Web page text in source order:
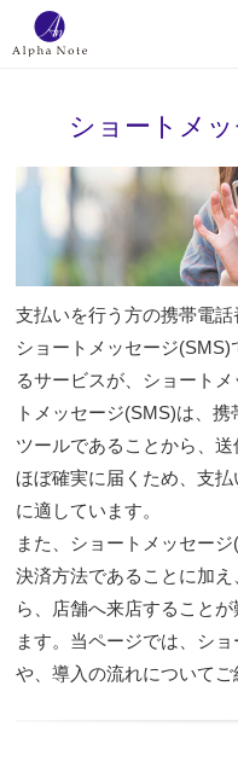
ショートメ
支払いを行う方の携帯電
ショートメッセージ(SMS)
るサービスが、ショート
トメッセージ(SMS)は、
ツールであることから、
ほぼ確実に届くため、支
に適しています。
また、ショートメッセー
決済方法であることに加
ら、店舗へ来店すること
ます。当ページでは、シ
や、導入の流れについてご